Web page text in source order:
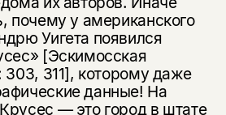
почему у американского
Уигета появился
[Эскимосская
303, 311], которому даже
данные! На
— это город в штате